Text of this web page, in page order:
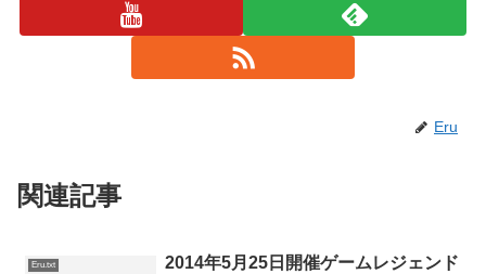
Eru
関連記事
Eru.txt
2014年5月25日開催ゲームレジェンド